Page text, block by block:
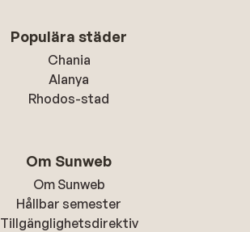
Populära städer
Chania
Alanya
Rhodos-stad
Om Sunweb
Om Sunweb
Hållbar semester
Tillgänglighetsdirektiv